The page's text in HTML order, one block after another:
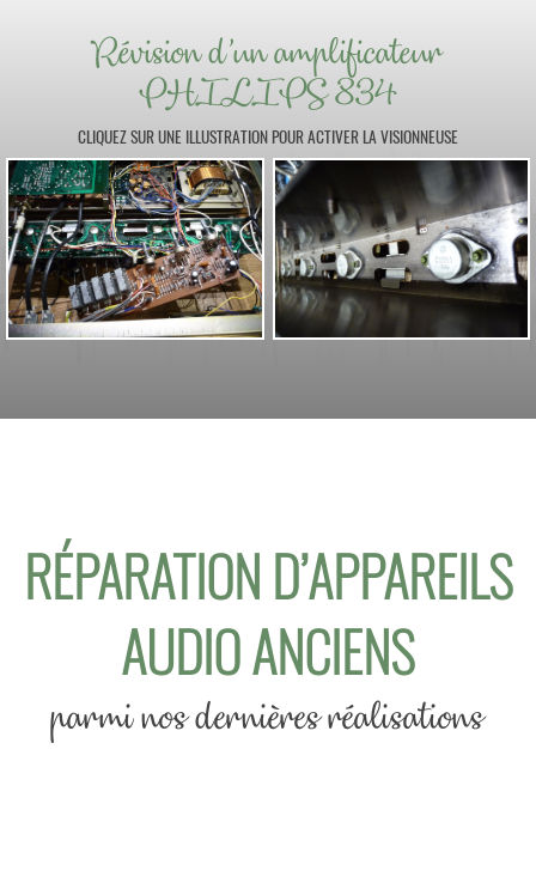
Révision d'un amplificateur
PHILIPS 834
CLIQUEZ SUR UNE ILLUSTRATION POUR ACTIVER LA VISIONNEUSE
RÉPARATION D’APPAREILS
AUDIO ANCIENS
parmi nos dernières réalisations